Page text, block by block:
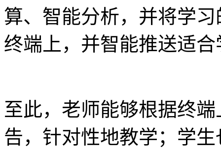
算、智能分析，并将学
终端上，并智能推送适
至此，老师能够根据终
告，针对性地教学；学